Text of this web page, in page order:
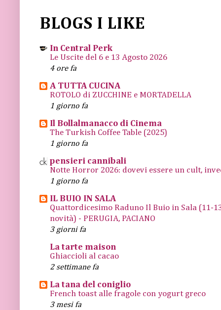
BLOGS I LIKE
In Central Perk
Le Uscite del 6 e 13 Agosto 2026
4 ore fa
A TUTTA CUCINA
ROTOLO di ZUCCHINE e MORTADELLA
1 giorno fa
Il Bollalmanacco di Cinema
The Turkish Coffee Table (2025)
1 giorno fa
pensieri cannibali
Notte Horror 2026: dovevi essere un cult,
1 giorno fa
IL BUIO IN SALA
Quattordicesimo Raduno Il Buio in Sala (11-
novità) - PERUGIA, PACIANO
3 giorni fa
La tarte maison
Ghiaccioli al cacao
2 settimane fa
La tana del coniglio
French toast alle fragole con yogurt greco
3 mesi fa